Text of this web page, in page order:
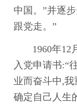
中国。”并逐
跟党走。”
1960年12
入党申请书:“
业而奋斗中,
确定自己人